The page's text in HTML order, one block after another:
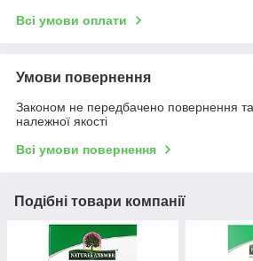
Всі умови оплати
Умови повернення
Законом не передбачено повернення
належної якості
Всі умови повернення
Подібні товари компанії